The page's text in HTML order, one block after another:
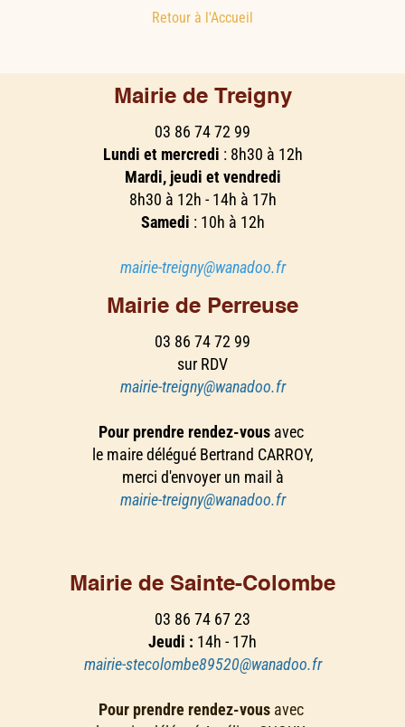
Retour à l'Accueil
Mairie de Treigny
03 86 74 72 99
Lundi et mercredi : 8h30 à 12h
Mardi, jeudi et vendredi
8h30 à 12h - 14h à 17h
Samedi : 10h à 12h
mairie-treigny@wanadoo.fr
Mairie de Perreuse
03 86 74 72 99
sur RDV
mairie-treigny@wanadoo.fr
Pour prendre rendez-vous avec
le maire délégué Bertrand CARROY,
merci d'envoyer un mail à
mairie-treigny@wanadoo.fr
Mairie de Sainte-Colombe
03 86 74 67 23
Jeudi : 14h - 17h
mairie-stecolombe89520@wanadoo.fr
Pour prendre rendez-vous avec